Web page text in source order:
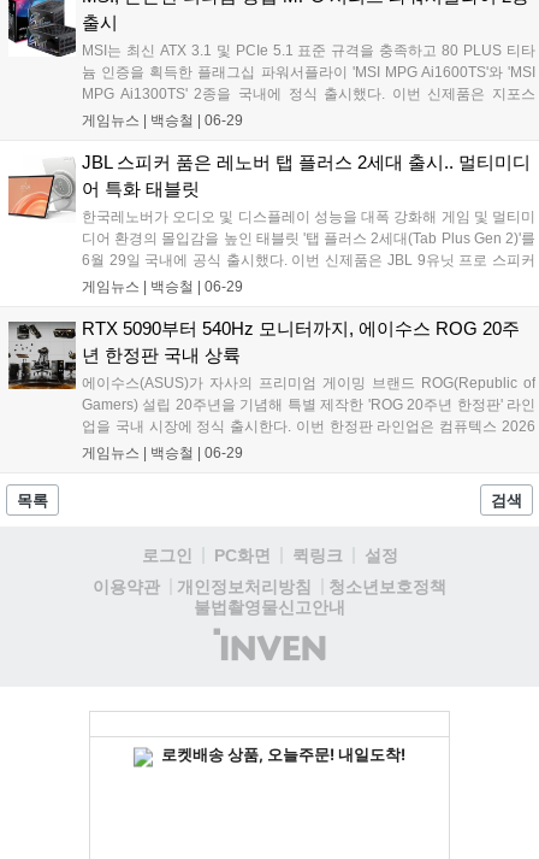
출시
MSI는 최신 ATX 3.1 및 PCIe 5.1 표준 규격을 충족하고 80 PLUS 티타
늄 인증을 획득한 플래그십 파워서플라이 'MSI MPG Ai1600TS'와 'MSI
MPG Ai1300TS' 2종을 국내에 정식 출시했다. 이번 신제품은 지포스
RTX 5090과 같은 차세대 고성능 그래픽카드의 안정적인 구동에 초점을
한 것이 특징이다....
게임뉴스 | 백승철 06-29
JBL 스피커 품은 레노버 탭 플러스 2세대 출시.. 멀티미디
어 특화 태블릿
한국레노버가 오디오 및 디스플레이 성능을 대폭 강화해 게임 및 멀티미
디어 환경의 몰입감을 높인 태블릿 '탭 플러스 2세대(Tab Plus Gen 2)'를
6월 29일 국내에 공식 출시했다. 이번 신제품은 JBL 9유닛 프로 스피커
시스템과 12.1인치 2.5K 고해상도 디스플레이를 탑재하여 선명한 화질
할 수 있는 블루투스 스피커 모드와 대용량 배터리를 갖춰 야외 및 다양
한 사용 환경에 최적화됐다....
게임뉴스 | 백승철 06-29
RTX 5090부터 540Hz 모니터까지, 에이수스 ROG 20주
년 한정판 국내 상륙
에이수스(ASUS)가 자사의 프리미엄 게이밍 브랜드 ROG(Republic of
Gamers) 설립 20주년을 기념해 특별 제작한 'ROG 20주년 한정판' 라인
업을 국내 시장에 정식 출시한다. 이번 한정판 라인업은 컴퓨텍스 2026
에서 최초로 공개된 제품들로, 독창적인 디자인과 극한의 성능을 갖춘
의 관심에 맞춰 오는 7월 3일 주변기기와 모니터 중심의 1차 라인업 출
시를 시작으로 7월 말 공급되는 2차 라인업까지 총 두 차례에 걸쳐 순차
게임뉴스 | 백승철 06-29
목록 검색
로그인 PC화면 퀵링크
설정
이용약관
개인정보처리방침
청소년보호정책
불법촬영물신고안내
(주)
인